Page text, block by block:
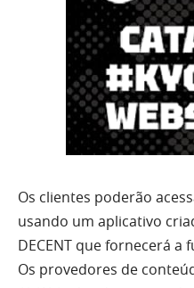
Os clientes poderão
usando um aplicativo
DECENT que fornecerá
Os provedores de